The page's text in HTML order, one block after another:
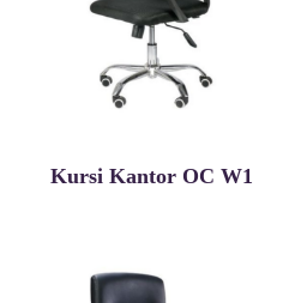
Kursi Kantor OC W1